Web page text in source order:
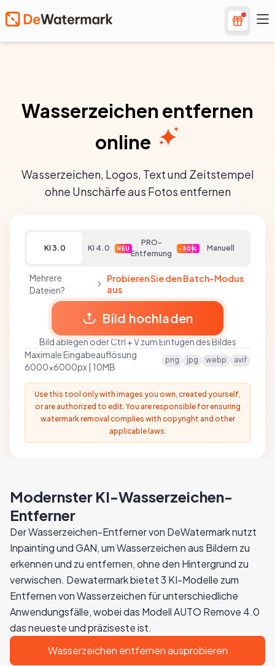
Wasserzeichen entfernen
online
Wasserzeichen, Logos, Text und Zeitstempel
ohne Unschärfe aus Fotos entfernen
KI 3.0 KI 4.0 NEU
PRO-
Entfernung
-50% Manuell
Mehrere
Dateien?
Probieren Sie den Batch-Modus
aus
Bild hochladen
Bild ablegen oder Ctrl + V zum Einfügen des Bildes
Maximale Eingabeauflösung
6000x6000px | 10MB
png jpg webp avif
Use this tool only with images you own, created yourself,
or are authorized to edit. You are responsible for ensuring
watermark removal complies with copyright and other
applicable laws.
Modernster KI-Wasserzeichen-
Entferner
Der Wasserzeichen-Entferner von DeWatermark nutzt
Inpainting und GAN, um Wasserzeichen aus Bildern zu
erkennen und zu entfernen, ohne den Hintergrund zu
verwischen. Dewatermark bietet 3 KI-Modelle zum
Entfernen von Wasserzeichen für unterschiedliche
Anwendungsfälle, wobei das Modell AUTO Remove 4.0
das neueste und präziseste ist.
Wasserzeichen entfernen ausprobieren